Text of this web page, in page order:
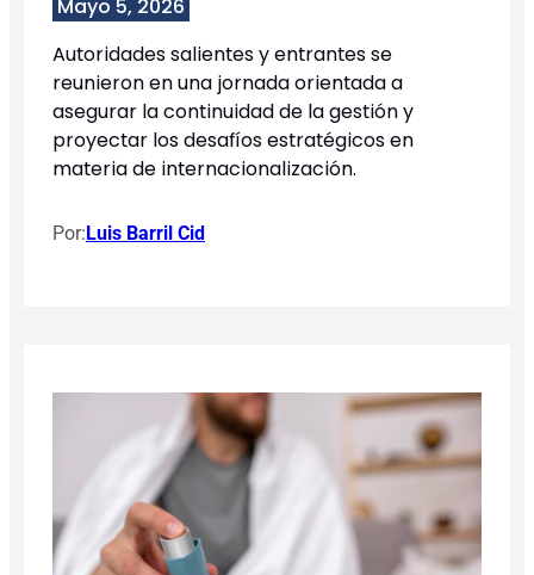
Mayo 5, 2026
Autoridades salientes y entrantes se
reunieron en una jornada orientada a
asegurar la continuidad de la gestión y
proyectar los desafíos estratégicos en
materia de internacionalización.
Por:Luis Barril Cid